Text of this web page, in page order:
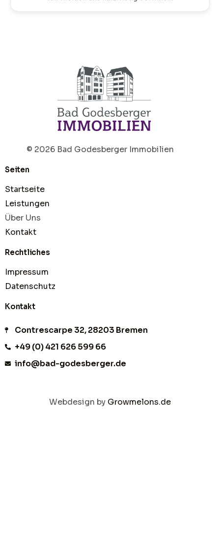
© 2026 Bad Godesberger Immobilien
Seiten
Startseite
Leistungen
Über Uns
Kontakt
Rechtliches
Impressum
Datenschutz
Kontakt
Contrescarpe 32, 28203 Bremen
+49 (0) 421 626 599 66
info@bad-godesberger.de
Webdesign by Growmelons.de